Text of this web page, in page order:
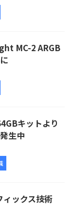
MC-2 ARGB
キットより
生中
ィックス技術